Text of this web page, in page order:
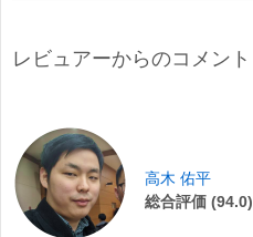
レビュアーからのコメント
高木 佑平
総合評価 (94.0)